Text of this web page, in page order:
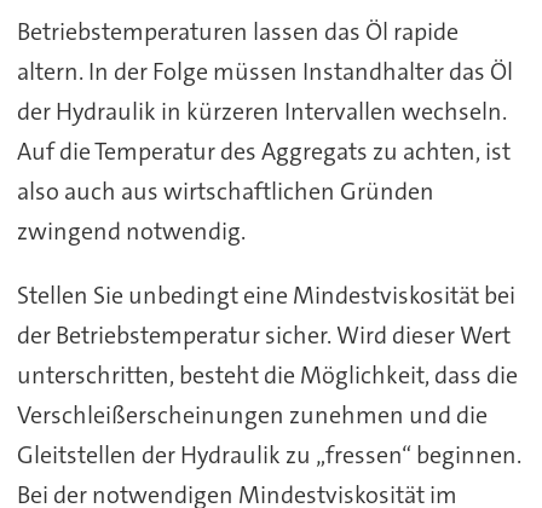
Betriebstemperaturen lassen das Öl rapide
altern. In der Folge müssen Instandhalter das Öl
der Hydraulik in kürzeren Intervallen wechseln.
Auf die Temperatur des Aggregats zu achten, ist
also auch aus wirtschaftlichen Gründen
zwingend notwendig.
Stellen Sie unbedingt eine Mindestviskosität bei
der Betriebstemperatur sicher. Wird dieser Wert
unterschritten, besteht die Möglichkeit, dass die
Verschleißerscheinungen zunehmen und die
Gleitstellen der Hydraulik zu „fressen“ beginnen.
Bei der notwendigen Mindestviskosität im